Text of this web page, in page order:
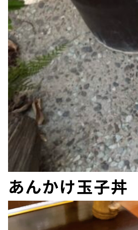
あんかけ玉子丼